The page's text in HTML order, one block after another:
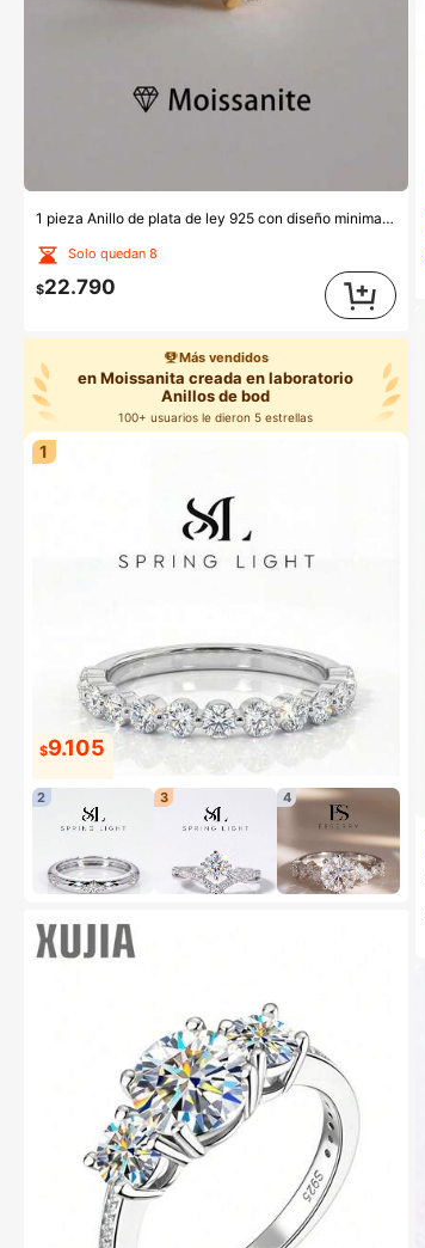
1 pieza Anillo de plata de ley 925 con diseño minimalista francés, calidad para mujer con 2ct de moissanita en forma de pera, incluye certificado de moissanita y estuche de regalo de lujo, regalo de boda/aniversario
Solo quedan 8
$22.790
Más vendidos
en Moissanita creada en laboratorio
Anillos de bod
100+ usuarios le dieron 5 estrellas
1
$9.105
2 3 4